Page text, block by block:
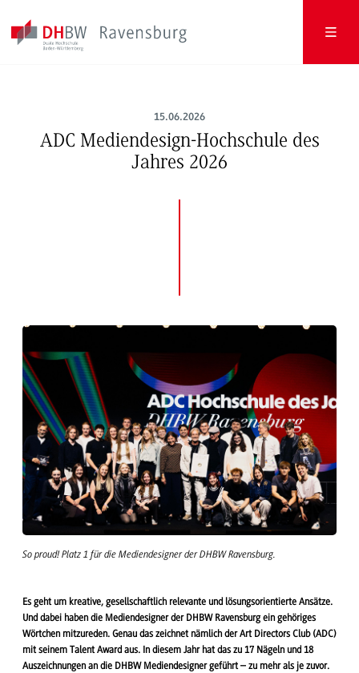
15.06.2026
ADC Mediendesign-Hochschule des
Jahres 2026
So proud! Platz 1 für die Mediendesigner der DHBW Ravensburg.
Es geht um kreative, gesellschaftlich relevante und lösungsorientierte Ansätze.
Und dabei haben die Mediendesigner der DHBW Ravensburg ein gehöriges
Wörtchen mitzureden. Genau das zeichnet nämlich der Art Directors Club (ADC)
mit seinem Talent Award aus. In diesem Jahr hat das zu 17 Nägeln und 18
Auszeichnungen an die DHBW Mediendesigner geführt – zu mehr als je zuvor.